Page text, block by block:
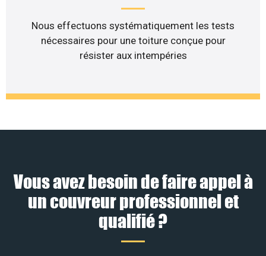
Nous effectuons systématiquement les tests
nécessaires pour une toiture conçue pour
résister aux intempéries
Vous avez besoin de faire appel à
un couvreur professionnel et
qualifié ?